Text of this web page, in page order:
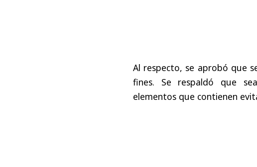
Al respecto, se aprobó que
fines. Se respaldó que
elementos que contienen